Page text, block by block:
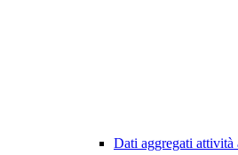
Dati aggregati attività